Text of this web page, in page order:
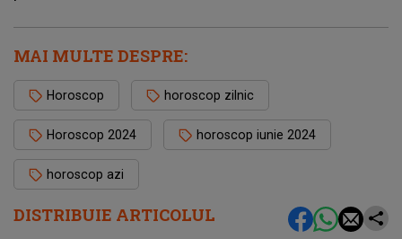
DISTRIBUIE ARTICOLUL
MAI MULTE DESPRE:
Horoscop horoscop zilnic
Horoscop 2024 horoscop iunie 2024
horoscop azi